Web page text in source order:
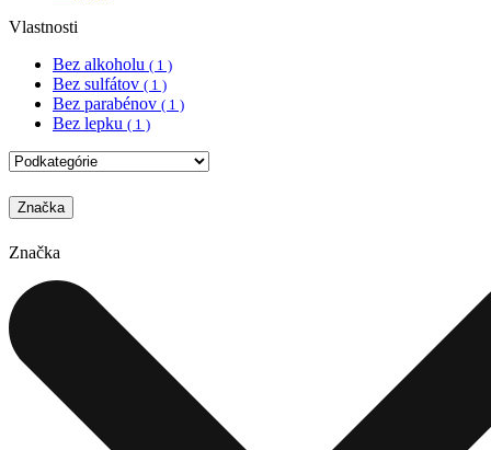
Vlastnosti
Bez alkoholu ( 1 )
Bez sulfátov ( 1 )
Bez parabénov ( 1 )
Bez lepku ( 1 )
Značka
Značka